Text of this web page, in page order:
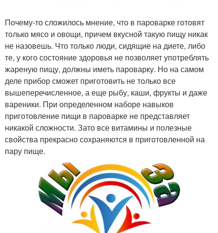
Почему-то сложилось мнение, что в пароварке готовят
только мясо и овощи, причем вкусной такую пищу никак
не назовешь. Что только люди, сидящие на диете, либо
те, у кого состояние здоровья не позволяет употреблять
жареную пищу, должны иметь пароварку. Но на самом
деле прибор сможет приготовить не только все
вышеперечисленное, а еще рыбу, каши, фрукты и даже
вареники. При определенном наборе навыков
приготовление пищи в пароварке не представляет
никакой сложности. Зато все витамины и полезные
свойства прекрасно сохраняются в приготовленной на
пару пище.